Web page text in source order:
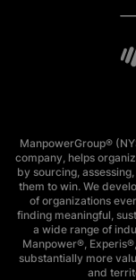
ManpowerGroup®
company, helps
by sourcing,
them to win. We
of organizations
finding meaningful,
a wide range of
Manpower®,
substantially more
and